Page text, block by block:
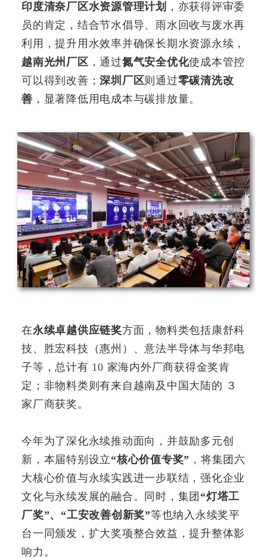
印度清奈厂区水资源管理计划 ，亦获得评审委
员的肯定，结合节水倡导、雨水回收与废水再
利用，提升用水效率并确保长期水资源永续，
越南光州厂区 ，通过氮气安全优化使成本管控
可以得到改善；深圳厂区则通过零碳清洗改
善 ，显著降低用电成本与碳排放量。
在永续卓越供应链奖方面，物料类包括康舒科
技、胜宏科技（惠州）、意法半导体与华邦电
子等，总计有 10 家海内外厂商获得金奖肯
定；非物料类则有来自越南及中国大陆的 ３
家厂商获奖。
今年为了深化永续推动面向，并鼓励多元创
新，本届特别设立“核心价值专奖” ，将集团六
大核心价值与永续实践进一步联结，强化企业
文化与永续发展的融合。同时，集团 “灯塔工
厂奖”、“工安改善创新奖”等也纳入永续奖平
台一同颁发，扩大奖项整合效益，提升整体影
响力。